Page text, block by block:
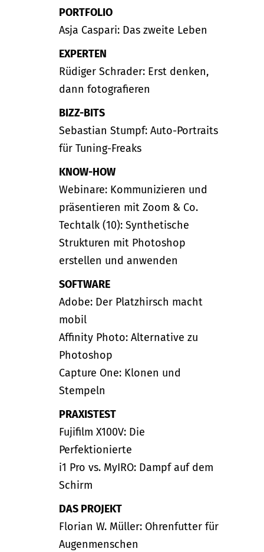
PORTFOLIO
Asja Caspari: Das zweite Leben
EXPERTEN
Rüdiger Schrader: Erst denken,
dann fotografieren
BIZZ-BITS
Sebastian Stumpf: Auto-Portraits
für Tuning-Freaks
KNOW-HOW
Webinare: Kommunizieren und
präsentieren mit Zoom & Co.
Techtalk (10): Synthetische
Strukturen mit Photoshop
erstellen und anwenden
SOFTWARE
Adobe: Der Platzhirsch macht
mobil
Affinity Photo: Alternative zu
Photoshop
Capture One: Klonen und
Stempeln
PRAXISTEST
Fujifilm X100V: Die
Perfektionierte
i1 Pro vs. MyIRO: Dampf auf dem
Schirm
DAS PROJEKT
Florian W. Müller: Ohrenfutter für
Augenmenschen